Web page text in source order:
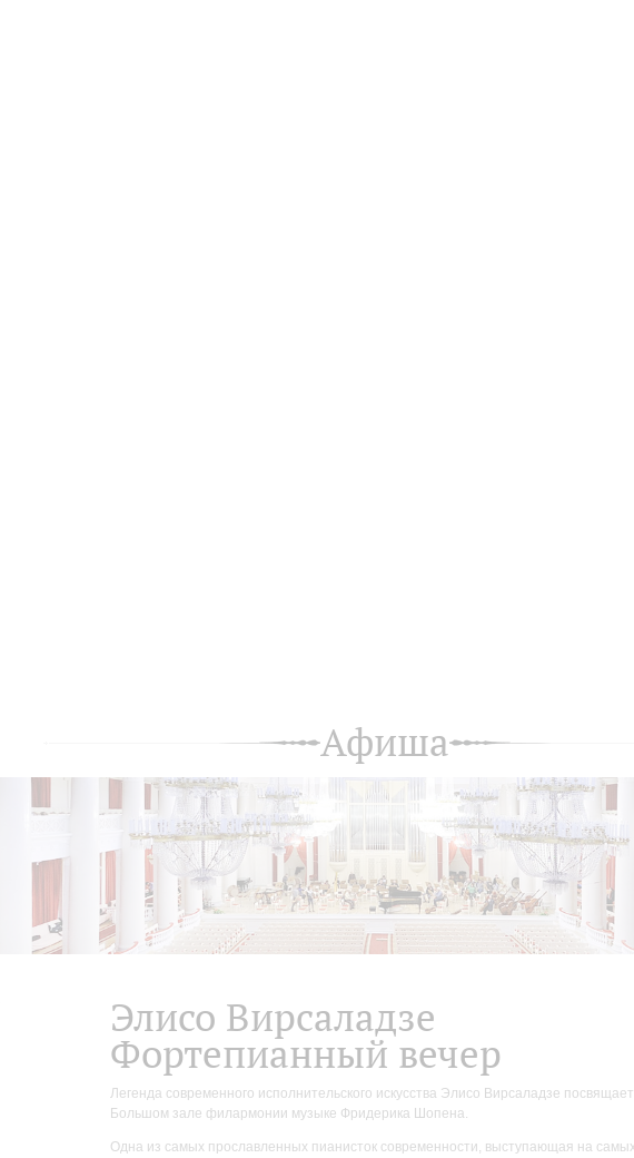
Афиша
Элисо Вирсаладзе
Фортепианный вечер
Легенда современного исполнительского искусства Элисо Вирсаладзе
Большом зале филармонии музыке Фридерика Шопена.
Одна из самых прославленных пианисток современности, выступающая на